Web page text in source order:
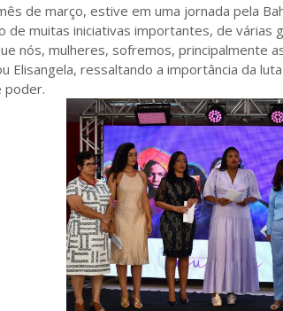
de março, estive em uma jornada pela
de muitas iniciativas importantes, de
nós, mulheres, sofremos, principalmente
Elisangela, ressaltando a importância da
poder.